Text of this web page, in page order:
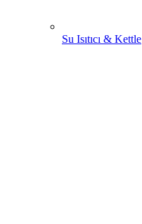
Su Isıtıcı & Kettle